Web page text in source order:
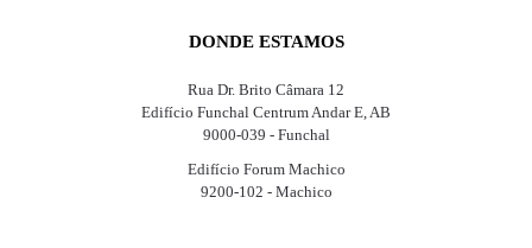
DONDE ESTAMOS
Rua Dr. Brito Câmara 12
Edifício Funchal Centrum Andar E, AB
9000-039 - Funchal
Edifício Forum Machico
9200-102 - Machico